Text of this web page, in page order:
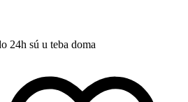
24h sú u teba doma